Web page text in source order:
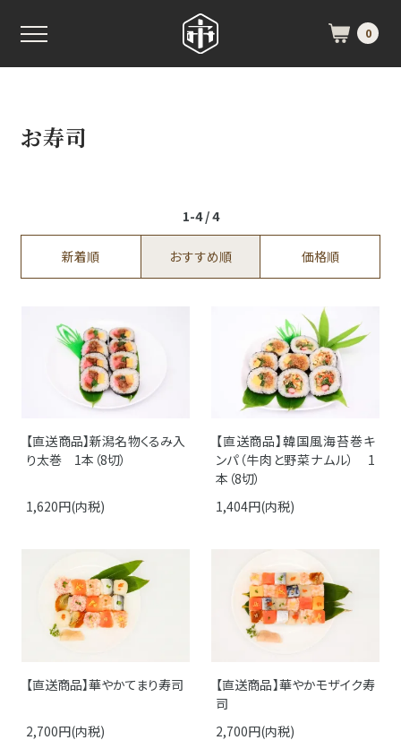
0
お寿司
1-4 / 4
新着順 おすすめ順 価格順
【直送商品】新潟名物くるみ入
り太巻 1本（8切）
1,620円(内税)
【直送商品】韓国風海苔巻キ
ンパ（牛肉と野菜ナムル） 1
本（8切）
1,404円(内税)
【直送商品】華やかてまり寿司
2,700円(内税)
【直送商品】華やかモザイク寿
司
2,700円(内税)